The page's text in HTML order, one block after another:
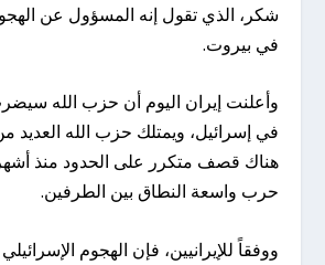
شكر، الذي تقول إنه المسؤول عن
في بيروت.
وأعلنت إيران اليوم أن حزب الله
في إسرائيل، ويمتلك حزب الله العديد
هناك قصف متكرر على الحدود منذ
حرب واسعة النطاق بين الطرفين.
ووفقاً للإيرانيين، فإن الهجوم